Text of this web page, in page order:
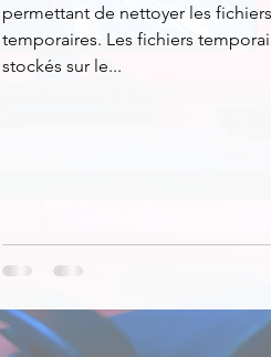
sociaux Sécurité
permettant de nettoyer les fichiers
temporaires. Les fichiers
stockés sur le...